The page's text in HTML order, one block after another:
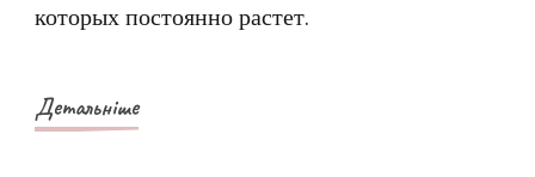
образования
которых постоянно растет.
Детальніше